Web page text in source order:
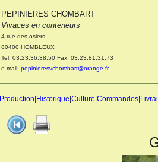
PEPINIERES CHOMBART
Vivaces en conteneurs
4 rue des osiers
80400 HOMBLEUX
Tel: 03.23.36.38.50 Fax: 03.23.81.31.73
e-mail: pepinieresvchombart@orange.fr
Production Historique Culture Commandes